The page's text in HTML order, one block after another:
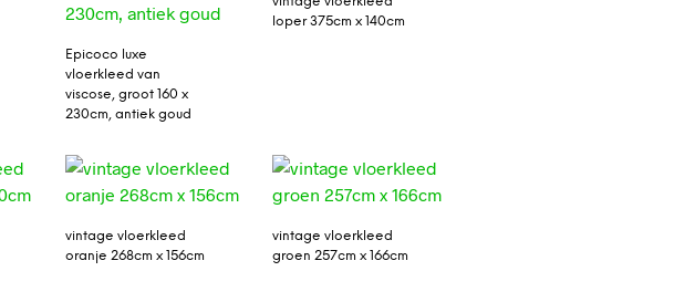
Epicoco luxe
vloerkleed van
viscose, groot 160 x
230cm, antiek goud
loper 375cm x 140cm
vintage vloerkleed
oranje 268cm x 156cm
vintage vloerkleed
groen 257cm x 166cm